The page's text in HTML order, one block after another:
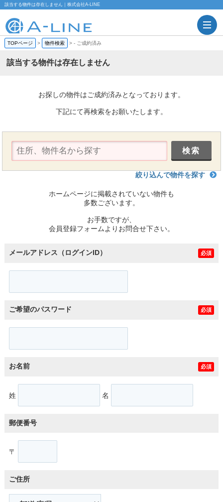
該当する物件は存在しません｜株式会社A-LINE
TOPページ > 物件検索 >- ご成約済み
該当する物件は存在しません
お探しの物件はご成約済みとなっております。
下記にて再検索をお願いたします。
絞り込んで物件を探す
ホームページに掲載されていない物件も
多数ございます。
お手数ですが、
会員登録フォームよりお問合せ下さい。
メールアドレス（ログインID） 必須
ご希望のパスワード 必須
お名前 必須
姓 名
郵便番号
〒
ご住所